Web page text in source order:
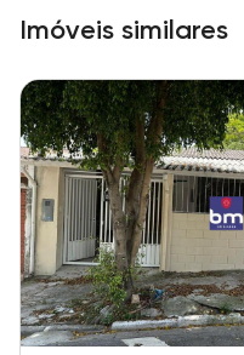
Imóveis similares